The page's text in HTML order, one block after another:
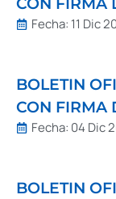
CON FIRMA
Fecha: 11 Dic
BOLETIN
CON FIRMA
Fecha: 04 Dic
BOLETIN